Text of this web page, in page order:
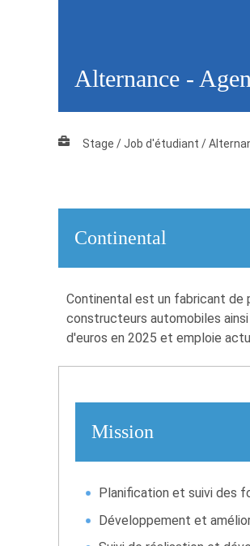
Alternance -
Stage / Job d'étudiant /
Continental
Continental est un fabricant de
constructeurs automobiles
d'euros en 2025 et emploie
Mission
Planification et suivi des
Développement et